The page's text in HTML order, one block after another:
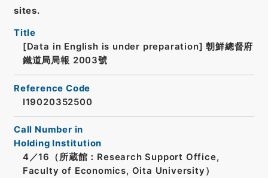
sites.
Title
[Data in English is under preparation] 朝鮮總督府
鐵道局局報 2003號
Reference Code
I19020352500
Call Number in
Holding Institution
4／16（所蔵館：Research Support Office,
Faculty of Economics, Oita University）